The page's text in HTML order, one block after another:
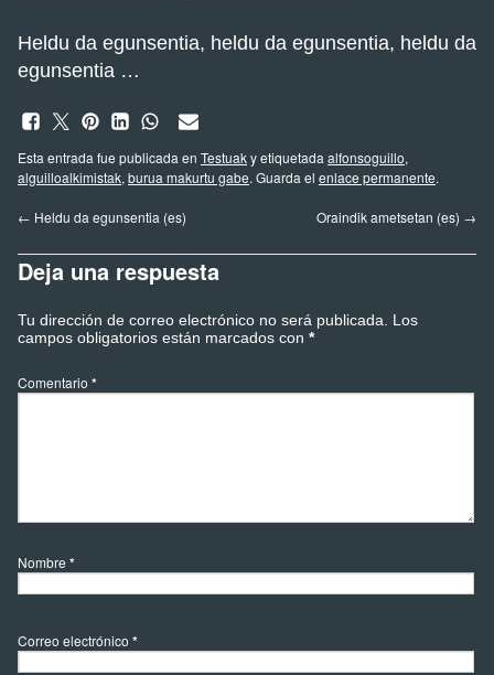
Heldu da egunsentia, heldu da egunsentia, heldu da
egunsentia …
Esta entrada fue publicada en Testuaky etiquetada alfonsoguillo,
alguilloalkimistak, burua makurtu gabe. Guarda el enlace permanente.
← Heldu da egunsentia (es) Oraindik ametsetan (es) →
Deja una respuesta
Tu dirección de correo electrónico no será publicada.
Los
campos obligatorios están marcados con *
Comentario *
Nombre *
Correo electrónico *